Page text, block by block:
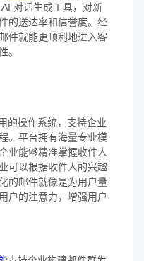
对话生成工具，对新
的送达率和信誉度。经
件就能更顺利地进入客
。
的操作系统，支持企业
。平台拥有海量专业模
业能够精准掌握收件人
可以根据收件人的兴趣
的邮件就像是为用户量
户的注意力，增强用户